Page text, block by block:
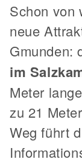
Schon von
neue
Gmunden:
im
Meter
zu 21
Weg führt